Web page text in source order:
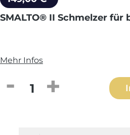
SMALTO® II Schmelzer für
Mehr Infos
Produkt Anzahl: Gib